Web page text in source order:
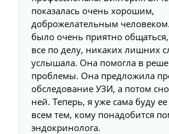
показалась очень хорошим,
доброжелательным
было очень приятно
все по делу, никаких лишних
услышала. Она помогла в
проблемы. Она предложила
обследование УЗИ, а потом
ней. Теперь, я уже сама буду ее
всем тем, кому понадобится
эндокринолога.